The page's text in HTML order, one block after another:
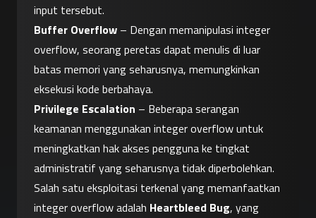
input tersebut.
Buffer Overflow – Dengan memanipulasi integer
overflow, seorang peretas dapat menulis di luar
batas memori yang seharusnya, memungkinkan
eksekusi kode berbahaya.
Privilege Escalation – Beberapa serangan
keamanan menggunakan integer overflow untuk
meningkatkan hak akses pengguna ke tingkat
administratif yang seharusnya tidak diperbolehkan.
Salah satu eksploitasi terkenal yang memanfaatkan
integer overflow adalah Heartbleed Bug, yang